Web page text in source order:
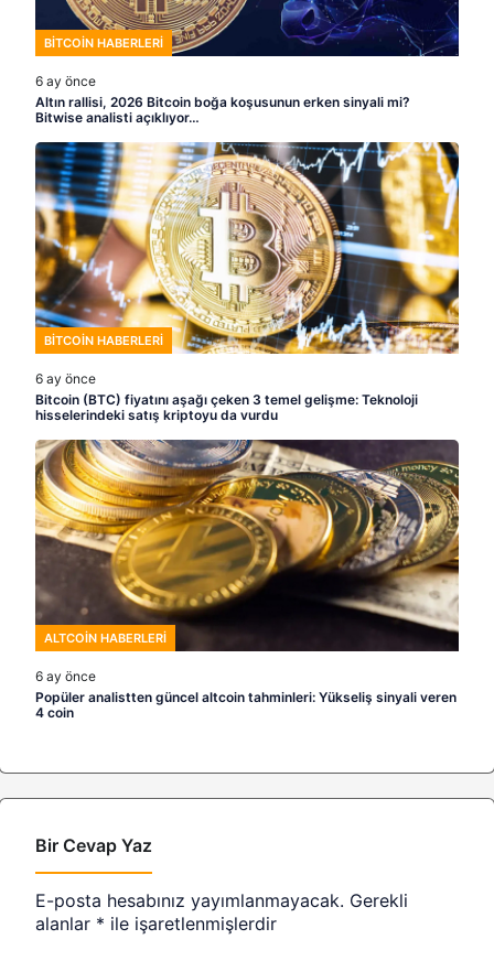
BITCOIN HABERLERI
6 ay önce
Altın rallisi, 2026 Bitcoin boğa koşusunun erken sinyali mi?
Bitwise analisti açıklıyor…
BITCOIN HABERLERI
6 ay önce
Bitcoin (BTC) fiyatını aşağı çeken 3 temel gelişme: Teknoloji
hisselerindeki satış kriptoyu da vurdu
ALTCOIN HABERLERI
6 ay önce
Popüler analistten güncel altcoin tahminleri: Yükseliş sinyali veren
4 coin
Bir Cevap Yaz
E-posta hesabınız yayımlanmayacak. Gerekli
alanlar * ile işaretlenmişlerdir